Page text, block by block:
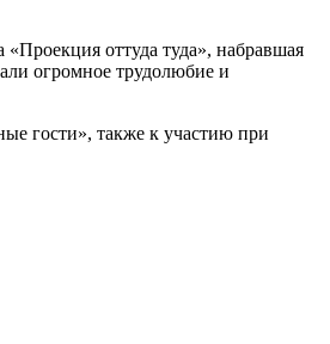
оттуда туда», набравшая
огромное трудолюбие и
гости», также к участию при